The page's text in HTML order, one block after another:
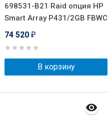
698531-B21 Raid опция HP
Smart Array P431/2GB FBWC
74 520 ₽
В корзину